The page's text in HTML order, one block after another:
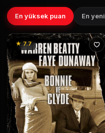
En yüksek puan En yeni
★ 7.7